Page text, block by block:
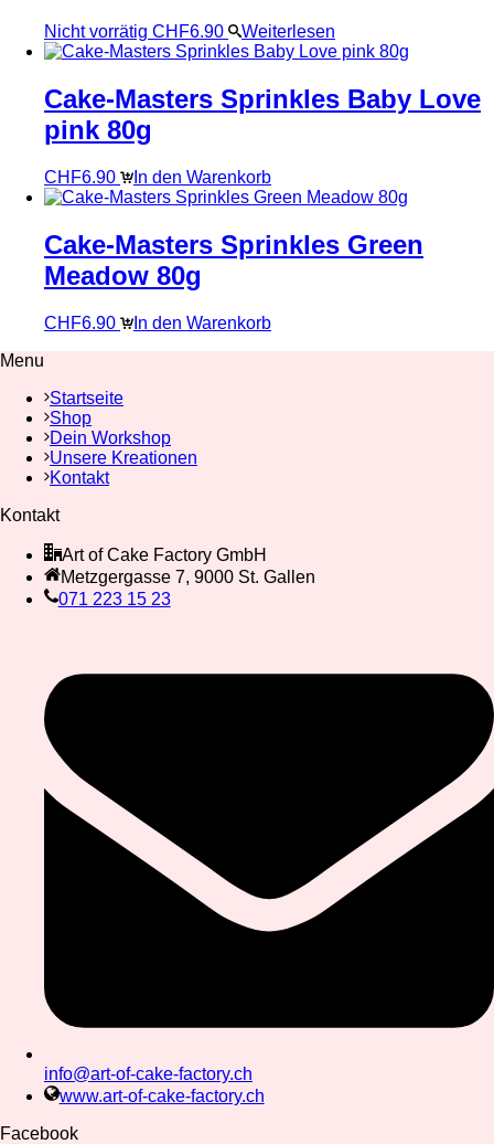
Nicht vorrätig CHF6.90 Weiterlesen
Cake-Masters Sprinkles Baby Love
pink 80g
CHF6.90 In den Warenkorb
Cake-Masters Sprinkles Green
Meadow 80g
CHF6.90
In den Warenkorb
Menu
Startseite
Shop
Dein Workshop
Unsere Kreationen
Kontakt
Kontakt
Art of Cake Factory GmbH
Metzgergasse 7, 9000 St. Gallen
071 223 15 23
info@art-of-cake-factory.ch
www.art-of-cake-factory.ch
Facebook